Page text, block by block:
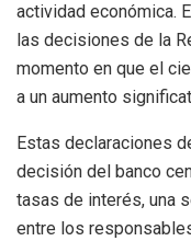
actividad económica.
las decisiones de la
momento en que el
a un aumento
Estas declaraciones
decisión del banco
tasas de interés, una
entre los